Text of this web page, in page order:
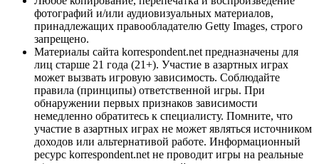
фотографий и/или аудиовизуальных материалов,
принадлежащих правообладателю Getty Images, строго
запрещено.
Материалы сайта korrespondent.net предназначены для
лиц старше 21 года (21+). Участие в азартных играх
может вызвать игровую зависимость. Соблюдайте
правила (принципы) ответственной игры. При
обнаружении первых признаков зависимости
немедленно обратитесь к специалисту. Помните, что
участие в азартных играх не может являться источником
доходов или альтернативой работе. Информационный
ресурс korrespondent.net не проводит игры на реальные